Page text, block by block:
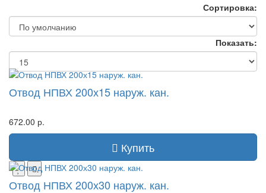
Сортировка:
Показать:
Отвод НПВХ 200х15 наруж. кан.
672.00 р.
Купить
Отвод НПВХ 200х30 наруж. кан.